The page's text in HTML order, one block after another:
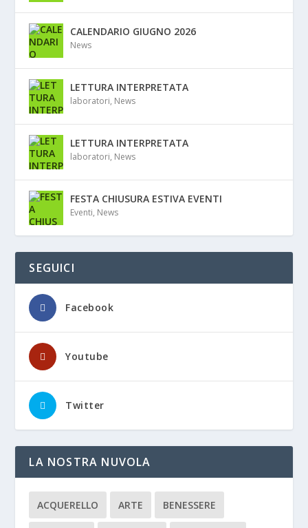
CALENDARIO GIUGNO 2026
News
LETTURA INTERPRETATA
laboratori, News
LETTURA INTERPRETATA
laboratori, News
FESTA CHIUSURA ESTIVA EVENTI
Eventi, News
SEGUICI
Facebook
Youtube
Twitter
LA NOSTRA NUVOLA
ACQUERELLO ARTE BENESSERE